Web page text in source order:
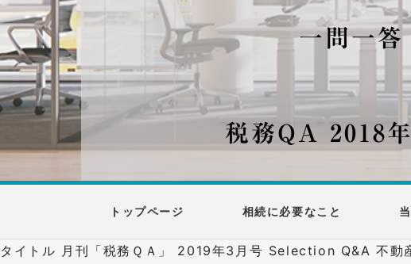
一問一答
税務QA 2018年
トップページ 相続に必要なこと
タイトル 月刊「税務ＱＡ」 2019年3月号 Selection Q&A 不動